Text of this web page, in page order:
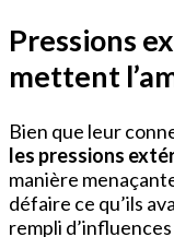
Pressions
mettent
Bien que leur
les pressions
manière
défaire ce qu’ils
rempli